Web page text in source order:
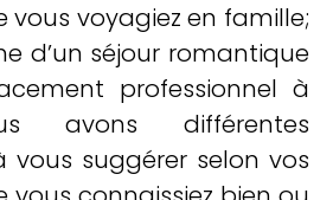
vous voyagiez en famille;
d’un séjour romantique
professionnel à
avons différentes
suggérer selon vos